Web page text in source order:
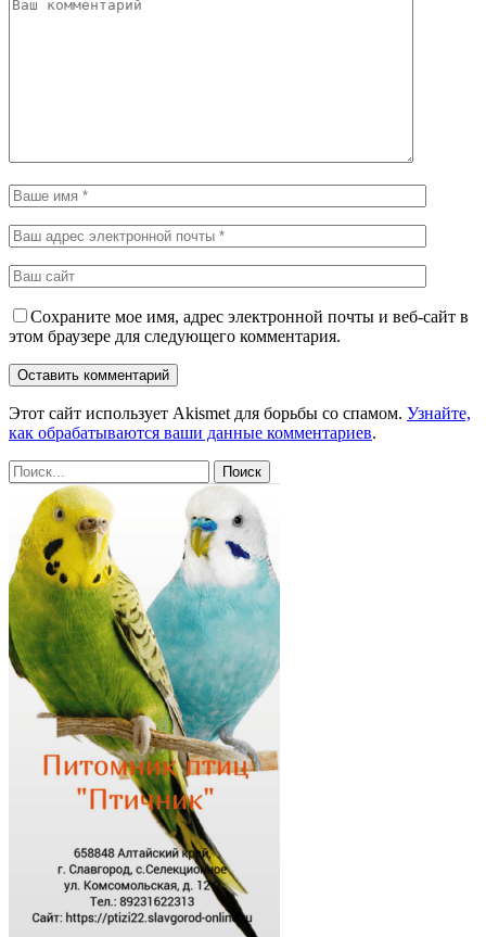
Сохраните мое имя, адрес электронной почты и веб-сайт в
этом браузере для следующего комментария.
Этот сайт использует Akismet для борьбы со спамом. Узнайте,
как обрабатываются ваши данные комментариев.